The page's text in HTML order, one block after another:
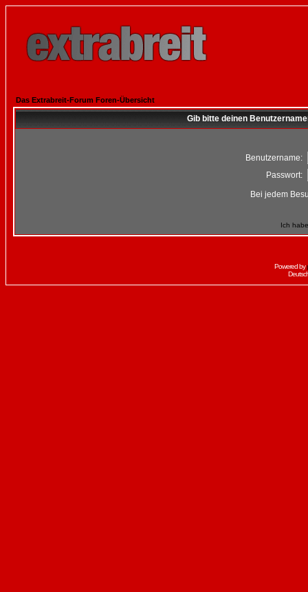
Das Extrabreit-Forum Foren-Übersicht
Gib bitte deinen
Benutzername:
Passwort:
Bei jedem
Ich
Powered by